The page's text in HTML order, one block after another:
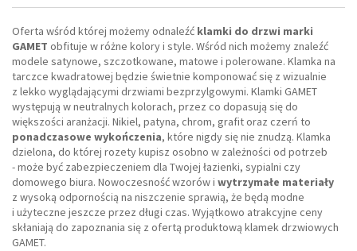
Oferta wśród której możemy odnaleźć klamki do drzwi marki
GAMET obfituje w różne kolory i style. Wśród nich możemy znaleźć
modele satynowe, szczotkowane, matowe i polerowane. Klamka na
tarczce kwadratowej będzie świetnie komponować się z wizualnie
z lekko wyglądającymi drzwiami bezprzylgowymi. Klamki GAMET
występują w neutralnych kolorach, przez co dopasują się do
większości aranżacji. Nikiel, patyna, chrom, grafit oraz czerń to
ponadczasowe wykończenia, które nigdy się nie znudzą. Klamka
dzielona, do której rozety kupisz osobno w zależności od potrzeb
- może być zabezpieczeniem dla Twojej łazienki, sypialni czy
domowego biura. Nowoczesność wzorów i wytrzymałe materiały
z wysoką odpornością na niszczenie sprawią, że będą modne
i użyteczne jeszcze przez długi czas. Wyjątkowo atrakcyjne ceny
skłaniają do zapoznania się z ofertą produktową klamek drzwiowych
GAMET.